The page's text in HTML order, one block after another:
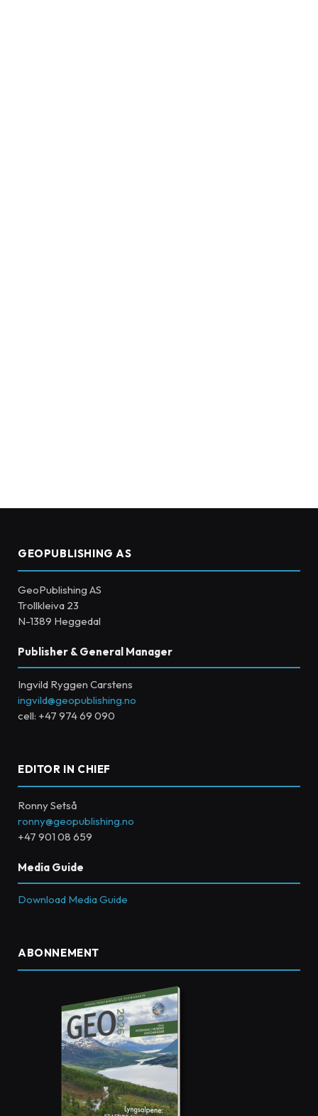
GEOPUBLISHING AS
GeoPublishing AS
Trollkleiva 23
N-1389 Heggedal
Publisher & General Manager
Ingvild Ryggen Carstens
ingvild@geopublishing.no
cell: +47 974 69 090
EDITOR IN CHIEF
Ronny Setså
ronny@geopublishing.no
+47 901 08 659
Media Guide
Download Media Guide
ABONNEMENT